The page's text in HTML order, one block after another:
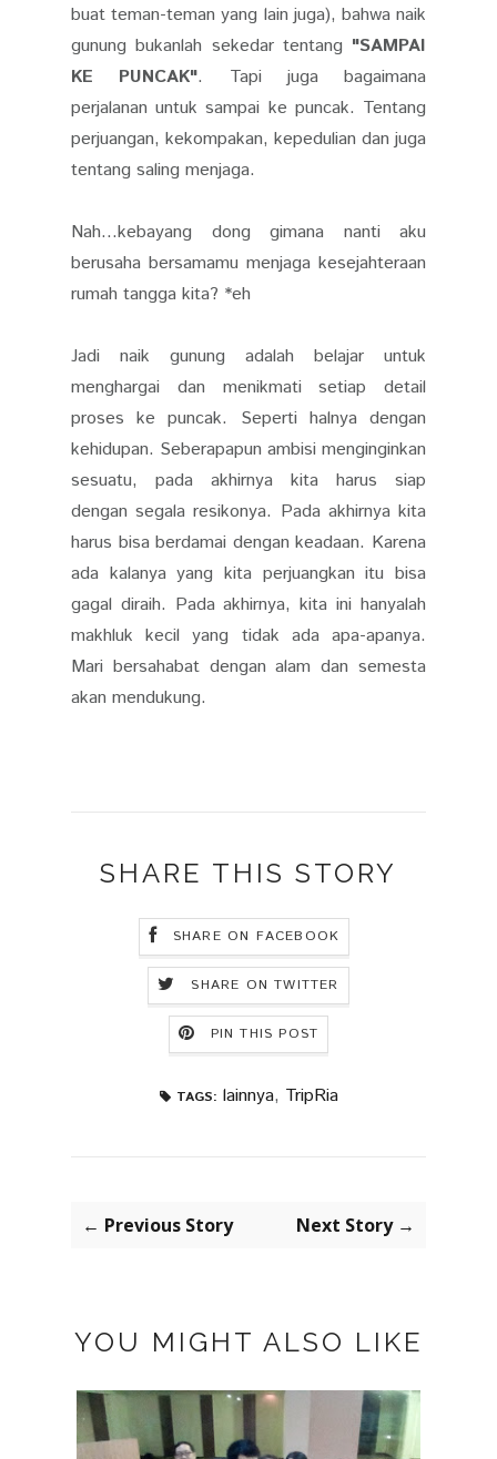
buat teman-teman yang lain juga), bahwa naik
gunung bukanlah sekedar tentang "SAMPAI
KE PUNCAK". Tapi juga bagaimana
perjalanan untuk sampai ke puncak. Tentang
perjuangan, kekompakan, kepedulian dan juga
tentang saling menjaga.
Nah...kebayang dong gimana nanti aku
berusaha bersamamu menjaga kesejahteraan
rumah tangga kita? *eh
Jadi naik gunung adalah belajar untuk
menghargai dan menikmati setiap detail
proses ke puncak. Seperti halnya dengan
kehidupan. Seberapapun ambisi menginginkan
sesuatu, pada akhirnya kita harus siap
dengan segala resikonya. Pada akhirnya kita
harus bisa berdamai dengan keadaan. Karena
ada kalanya yang kita perjuangkan itu bisa
gagal diraih. Pada akhirnya, kita ini hanyalah
makhluk kecil yang tidak ada apa-apanya.
Mari bersahabat dengan alam dan semesta
akan mendukung.
SHARE THIS STORY
SHARE ON FACEBOOK
SHARE ON TWITTER
PIN THIS POST
TAGS: lainnya, TripRia
← Previous Story Next Story →
YOU MIGHT ALSO LIKE